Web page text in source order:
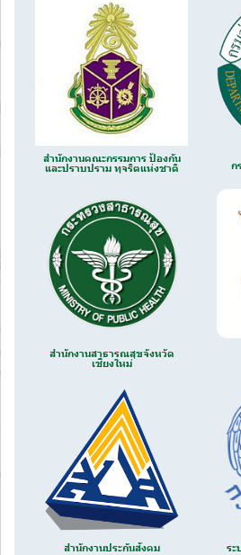
สำนักงานคณะกรรมการ ป้องกัน
และปราบปราม ทุจริตแห่งชาติ
ก
สำนักงานสาธารณสุขจังหวัด
เชียงใหม่
สำนักงานประกันสังคม ระ